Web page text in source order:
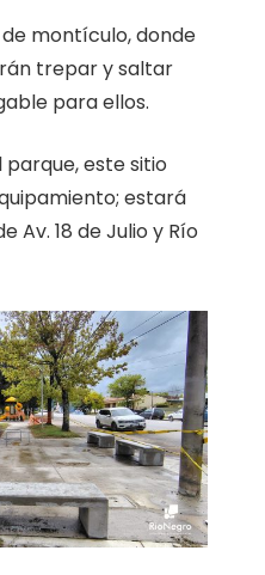
montículo, donde
trepar y saltar
para ellos.
parque, este sitio
estará
Av. 18 de Julio y Río